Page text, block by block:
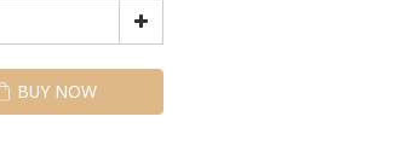
BUY NOW